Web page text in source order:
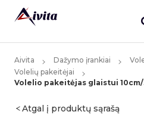
Aivita Dažymo įrankiai
Volelių pakeitėjai
Volelio pakeitėjas glaistui
Atgal į produktų sąrašą